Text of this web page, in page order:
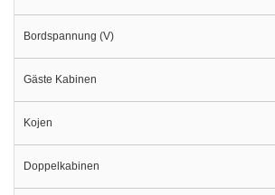
Bordspannung (V)
Gäste Kabinen
Kojen
Doppelkabinen